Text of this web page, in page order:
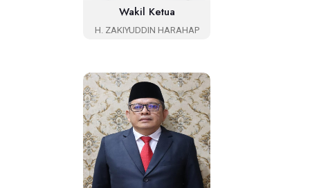
Wakil Ketua
H. ZAKIYUDDIN HARAHAP